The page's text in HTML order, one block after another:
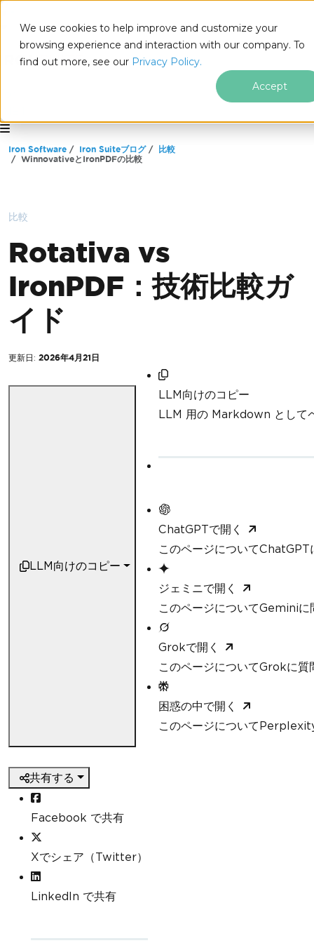
We use cookies to help improve and customize your
browsing experience and interaction with our company. To
find out more, see our Privacy Policy.
Accept
フッターコンテンツにスキップ
Iron Software Iron Suiteブログ
比較
WinnovativeとIronPDFの比較
比較
Rotativa vs
IronPDF：技術比較ガ
イド
更新日: 2026年4月21日
LLM向けのコピー
LLM向けのコピー
LLM 用の Markdown として
ChatGPTで開く
このページについてChatGPT
ジェミニで開く
このページについてGeminiに
Grokで開く
このページについてGrokに質
困惑の中で開く
このページについて
共有する
Facebook で共有
Xでシェア（Twitter）
LinkedIn で共有